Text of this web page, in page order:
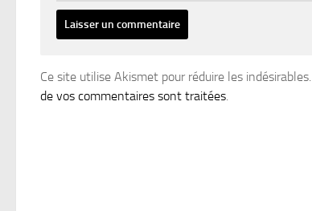
Ce site utilise Akismet pour réduire les indésirables.
de vos commentaires sont traitées.